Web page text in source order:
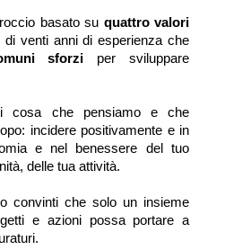
basato su quattro valori
di venti anni di esperienza che
sforzi
cosa che pensiamo e che
incidere positivamente e in
e nel benessere del tuo
delle tua attività.
convinti che solo un insieme
e azioni possa portare a